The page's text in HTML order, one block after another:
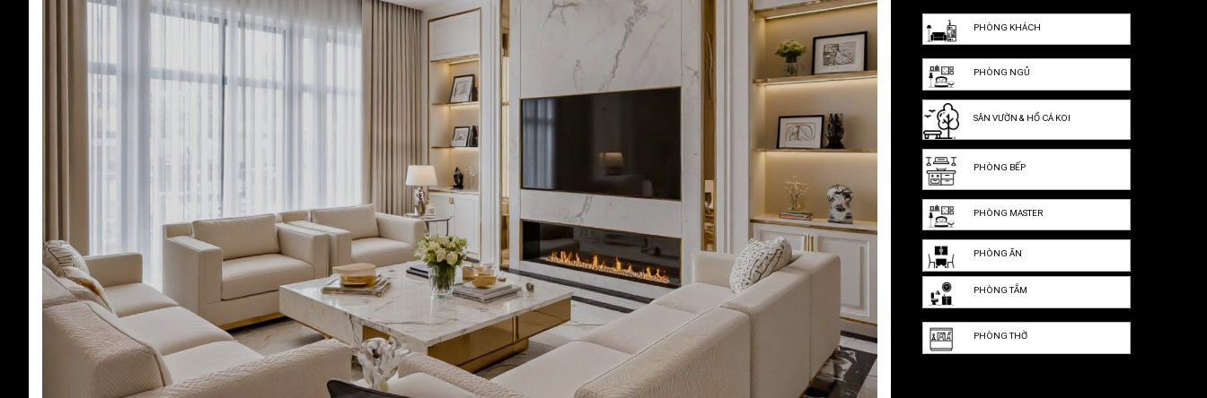
PHÒNG KHÁCH
PHÒNG NGỦ
SÂN VƯỜN & HỒ CÁ KOI
PHÒNG BẾP
PHÒNG MASTER
PHÒNG ĂN
PHÒNG TẮM
PHÒNG THỜ